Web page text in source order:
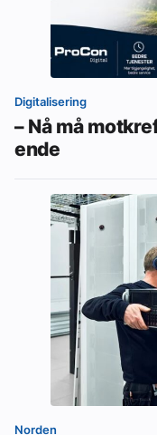
Digitalisering
– Nå må
ende
Norden